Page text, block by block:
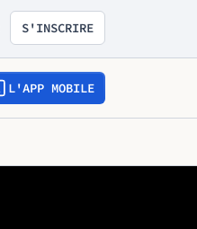
S'INSCRIRE
L'APP MOBILE